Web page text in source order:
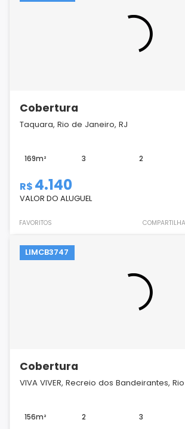
Cobertura
Taquara, Rio de Janeiro, RJ
169m² 3 2
R$ 4.140
VALOR DO ALUGUEL
FAVORITOS
LIMCB3747
Cobertura
VIVA VIVER, Recreio dos Bandeirantes,
156m² 2 3